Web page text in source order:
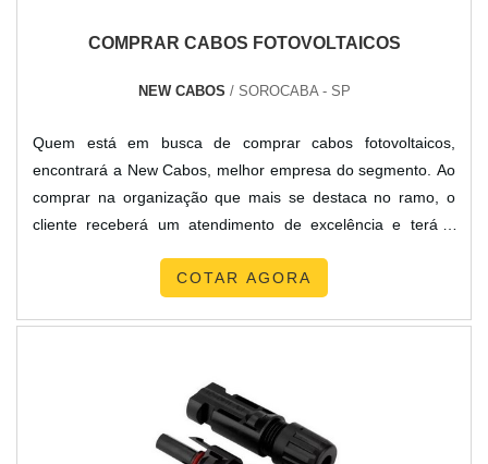
forma personalizada para cada cliente; Profissionais com
autotransformador energia solar, deve-se descartar
qualidade e assertividade, detalhes primordiais que são
deixados de lado por muitas organizações que não focam na
fidelização do cliente.É por esta razão que a TBR
Transformadores é uma companhia que preza pela
segurança quando falamos do segmento de fabricação de
transformadores. A empresa objetiva o que há de melhor
para fidelizar os clientes.GARANTIA E ASSERTIVIDADE NO
para fabricação de transformadores. Sempre de olho no
mercado, traz novidades em itens como autotransformador
energia solar e auto transformador a seco ip23 com ótima
COMPRAR CABOS FOTOVOLTAICOS
NEW CABOS / SOROCABA - SP
Quem está em busca de comprar cabos fotovoltaicos,
encontrará a New Cabos, melhor empresa do segmento. Ao
comprar na organização que mais se destaca no ramo, o
cliente receberá um atendimento de excelência e terá a
demanda.Quando o tema é comprar cabos fotovoltaicos,
CABOS FOTOVOLTAICOSA New Cabos canaliza seus
recursos em criar para cada cliente uma estrutura com
escritório de alta qualidade onde são realizadas as
COTAR AGORA